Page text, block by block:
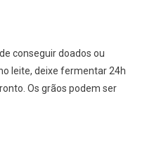
conseguir doados ou
leite, deixe fermentar 24h
Os grãos podem ser